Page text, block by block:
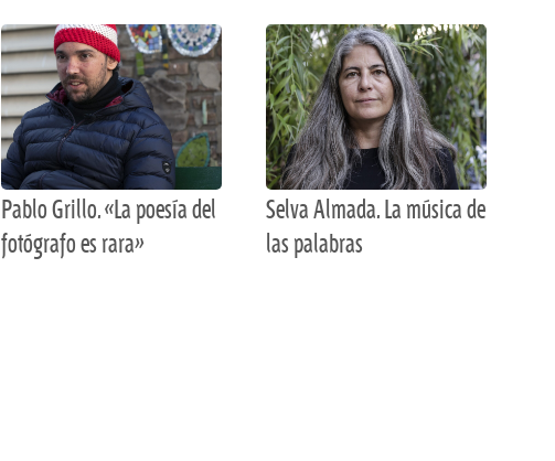
Pablo Grillo. «La poesía del
fotógrafo es rara»
Selva Almada. La música de
las palabras